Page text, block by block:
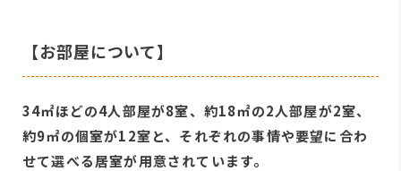
【お部屋について】
34㎡ほどの4人部屋が8室、約18㎡の2人部屋が2室、
約9㎡の個室が12室と、それぞれの事情や要望に合わ
せて選べる居室が用意されています。